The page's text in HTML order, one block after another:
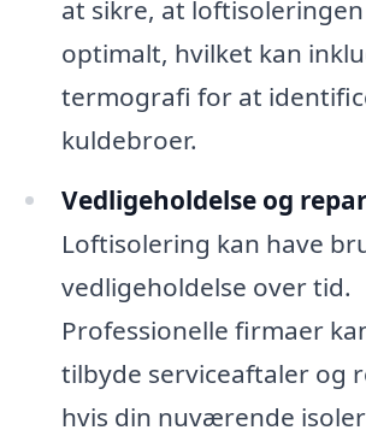
at sikre, at
optimalt, hvilket kan
termografi for at
kuldebroer.
Vedligeholdelse og
Loftisolering kan have
vedligeholdelse over tid.
Professionelle firmaer
tilbyde serviceaftaler og
hvis din nuværende